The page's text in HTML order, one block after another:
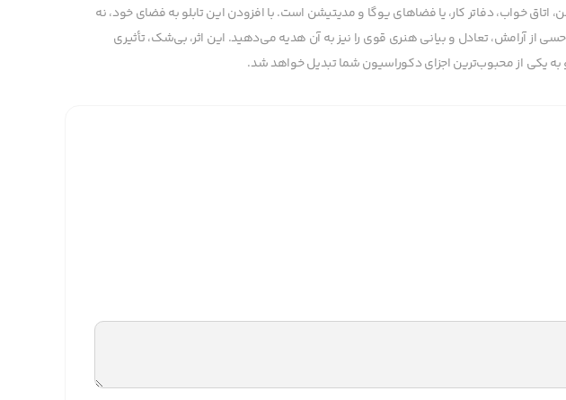
اتاق خواب، دفاتر کار، یا فضاهای یوگا و مدیتیشن است. با افزودن این تابلو به فضای خود، نه
از آرامش، تعادل و بیانی هنری قوی را نیز به آن هدیه می‌دهید. این اثر، بی‌شک، تأثیری
یکی از محبوب‌ترین اجزای دکوراسیون شما تبدیل خواهد شد.